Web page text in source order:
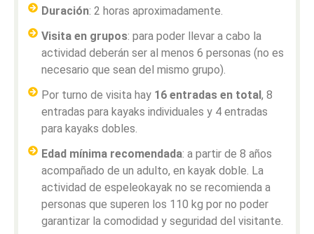
Duración: 2 horas aproximadamente.
Visita en grupos: para poder llevar a cabo la
actividad deberán ser al menos 6 personas (no es
necesario que sean del mismo grupo).
Por turno de visita hay 16 entradas en total, 8
entradas para kayaks individuales y 4 entradas
para kayaks dobles.
Edad mínima recomendada: a partir de 8 años
acompañado de un adulto, en kayak doble. La
actividad de espeleokayak no se recomienda a
personas que superen los 110 kg por no poder
garantizar la comodidad y seguridad del visitante.